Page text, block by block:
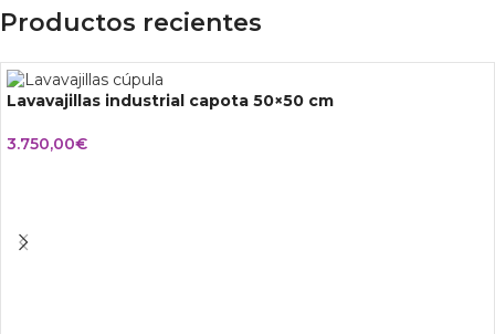
Productos recientes
Lavavajillas industrial capota 50×50 cm
3.750,00€